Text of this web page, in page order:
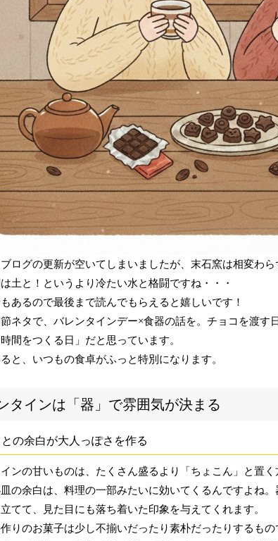
ログの更新が空いてしまいましたが、末石窯は相変わ
土と！というより冷たい水と格闘ですね・・・
あるので最後まで読んでもらえると嬉しいです！
ネタで、バレンタインデー×食器の話を。チョコを渡す
間をつくる日」だと思っています。
と、いつもの食卓がふっと特別になります。
タインは「器」で雰囲気が決まる
の余白が大人っぽさを作る
ンの甘いものは、たくさん盛るより「ちょこん」と置く
の余白は、料理の一部みたいに効いてくるんですよね
てて、見た目にも落ち着いた印象を与えてくれます。
りのお菓子は少し不揃いだったり素朴だったりするも